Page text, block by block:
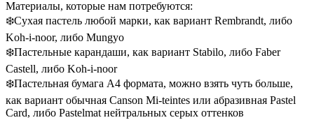
Материалы, которые нам потребуются:
❄️Сухая пастель любой марки, как вариант Rembrandt, либо
Koh-i-noor, либо Mungyo
❄️Пастельные карандаши, как вариант Stabilo, либо Faber
Castell, либо Koh-i-noor
❄️Пастельная бумага A4 формата, можно взять чуть больше,
как вариант обычная Canson Mi-teintes или абразивная Pastel
Card, либо Pastelmat нейтральных серых оттенков